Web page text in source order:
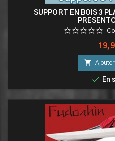
SUPPORT EN BOIS 3
Prix

 En